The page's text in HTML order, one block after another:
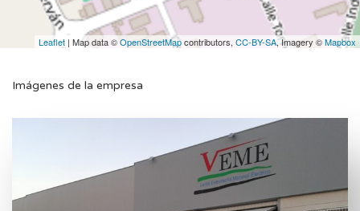
Leaflet | Map data ©OpenStreetMapcontributors, CC-BY-SA, Imagery ©Mapbox
Imágenes de la empresa